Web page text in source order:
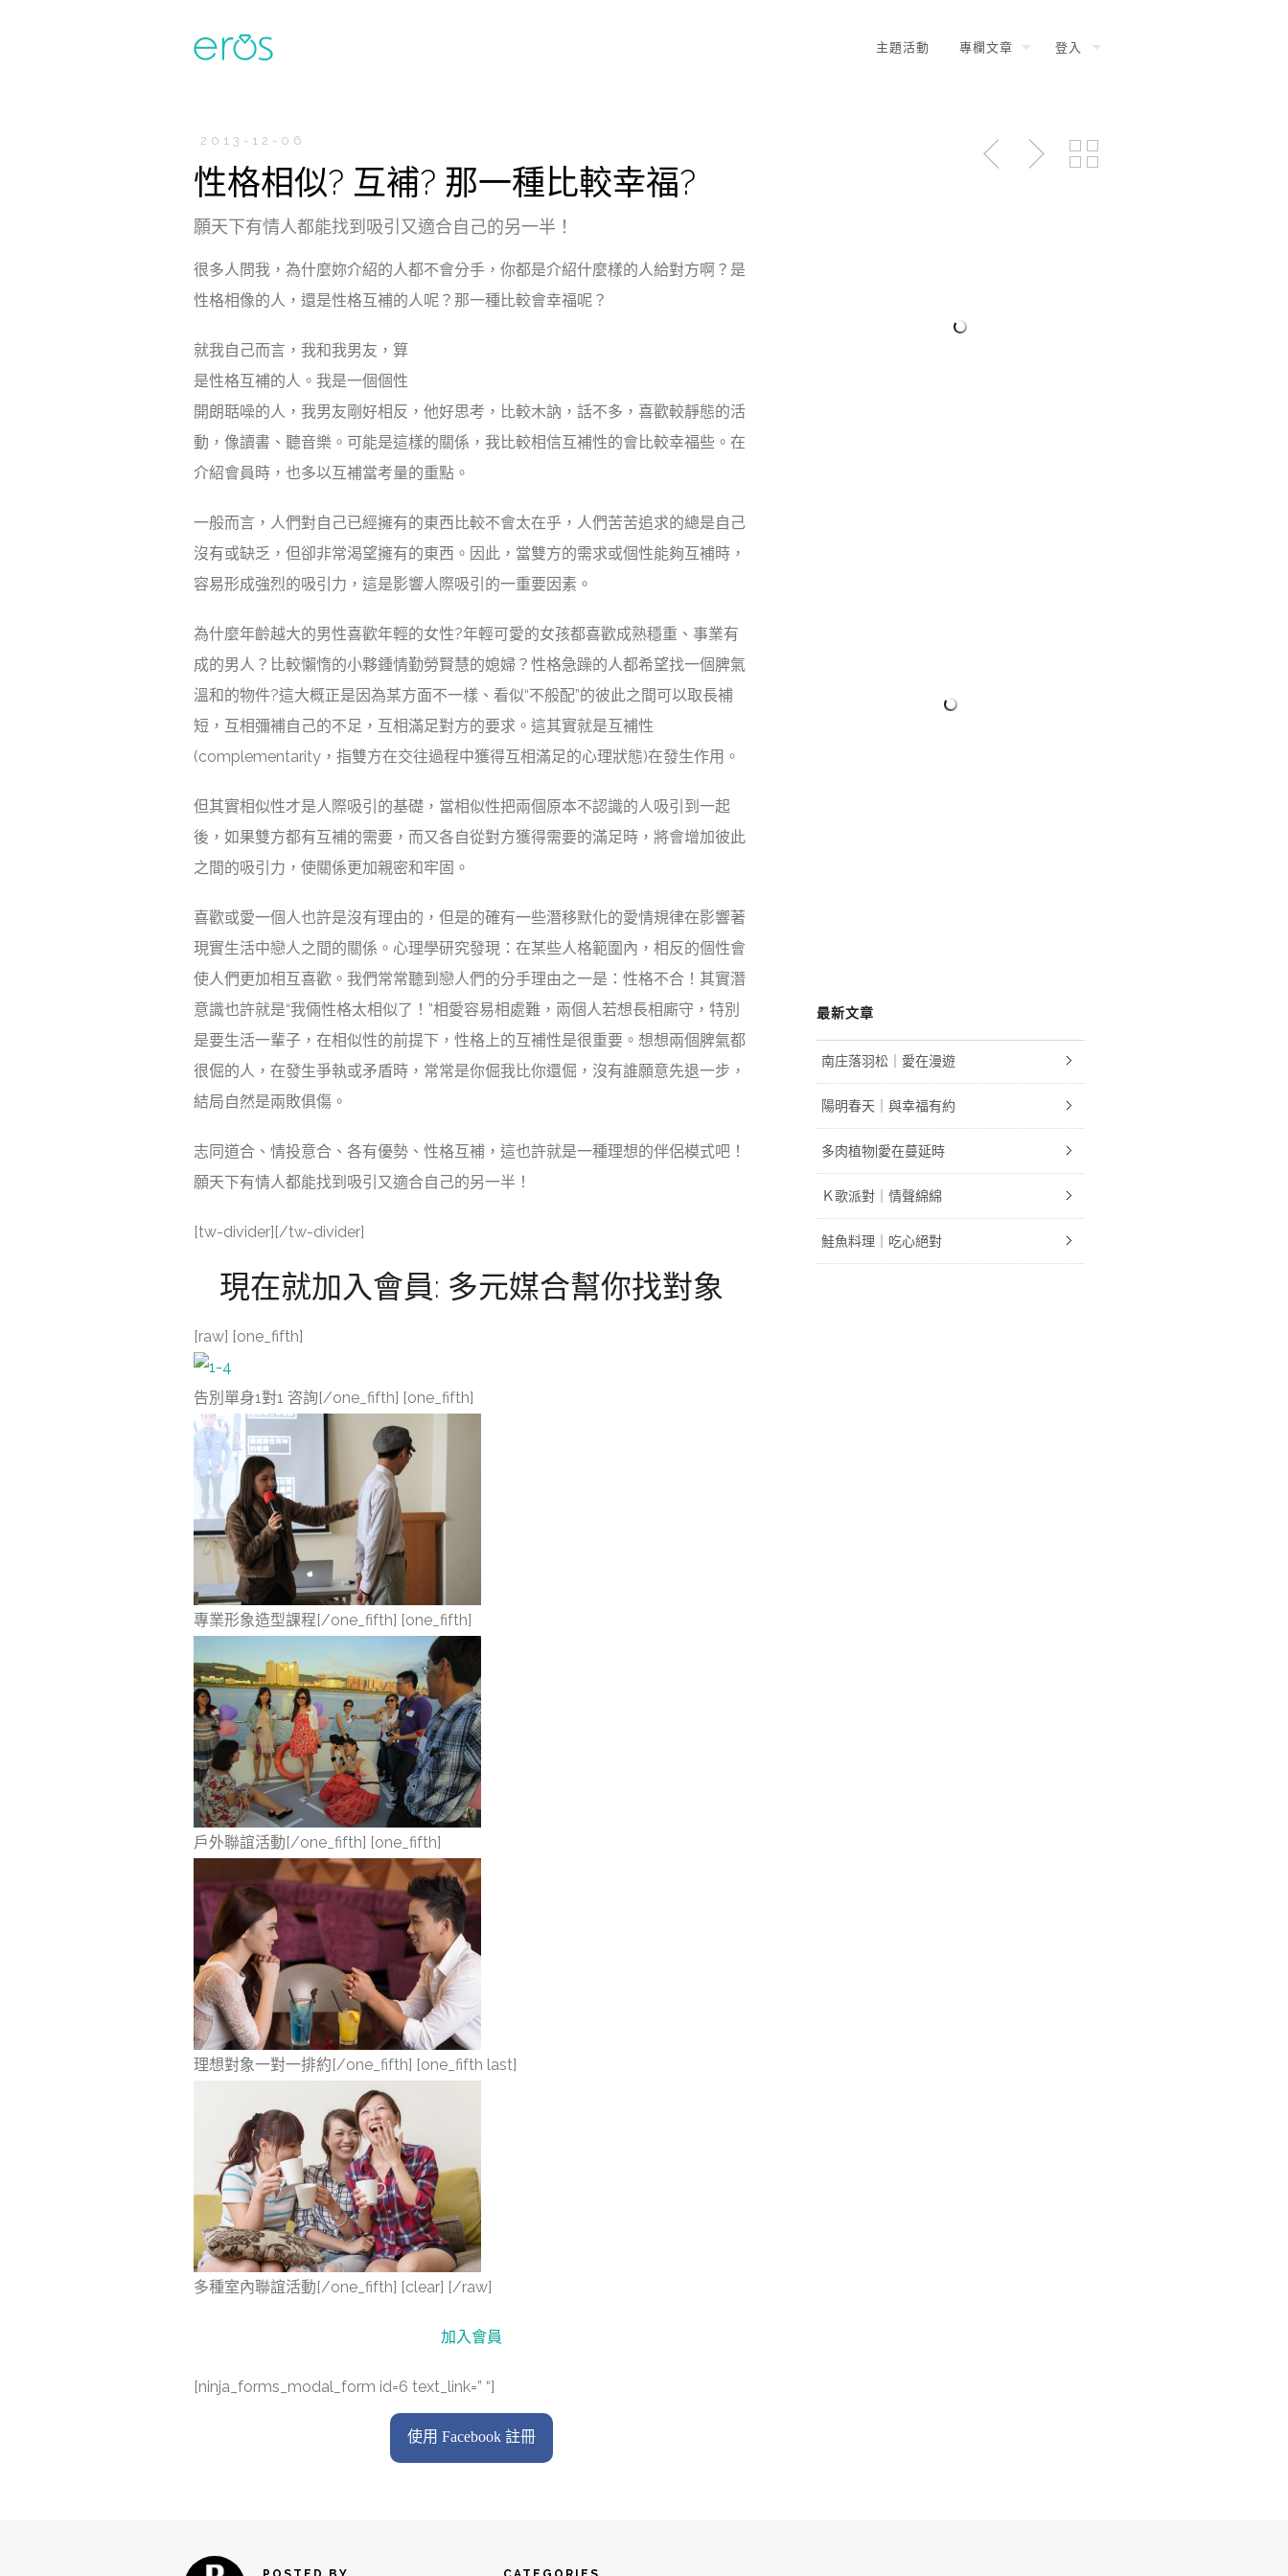
主題活動 專欄文章 登入
2013-12-06
性格相似? 互補? 那一種比較幸福?
願天下有情人都能找到吸引又適合自己的另一半！
很多人問我，為什麼妳介紹的人都不會分手，你都是介紹什麼樣的人給對方啊？是
性格相像的人，還是性格互補的人呢？那一種比較會幸福呢？
就我自己而言，我和我男友，算
是性格互補的人。我是一個個性
開朗聒噪的人，我男友剛好相反，他好思考，比較木訥，話不多，喜歡較靜態的活
動，像讀書、聽音樂。可能是這樣的關係，我比較相信互補性的會比較幸福些。在
介紹會員時，也多以互補當考量的重點。
一般而言，人們對自己已經擁有的東西比較不會太在乎，人們苦苦追求的總是自己
沒有或缺乏，但卻非常渴望擁有的東西。因此，當雙方的需求或個性能夠互補時，
容易形成強烈的吸引力，這是影響人際吸引的一重要因素。
為什麼年齡越大的男性喜歡年輕的女性?年輕可愛的女孩都喜歡成熟穩重、事業有
成的男人？比較懶惰的小夥鍾情勤勞賢慧的媳婦？性格急躁的人都希望找一個脾氣
溫和的物件?這大概正是因為某方面不一樣、看似“不般配”的彼此之間可以取長補
短，互相彌補自己的不足，互相滿足對方的要求。這其實就是互補性
(complementarity，指雙方在交往過程中獲得互相滿足的心理狀態)在發生作用。
但其實相似性才是人際吸引的基礎，當相似性把兩個原本不認識的人吸引到一起
後，如果雙方都有互補的需要，而又各自從對方獲得需要的滿足時，將會增加彼此
之間的吸引力，使關係更加親密和牢固。
喜歡或愛一個人也許是沒有理由的，但是的確有一些潛移默化的愛情規律在影響著
現實生活中戀人之間的關係。心理學研究發現：在某些人格範圍內，相反的個性會
使人們更加相互喜歡。我們常常聽到戀人們的分手理由之一是：性格不合！其實潛
意識也許就是“我倆性格太相似了！”相愛容易相處難，兩個人若想長相廝守，特別
是要生活一輩子，在相似性的前提下，性格上的互補性是很重要。想想兩個脾氣都
很倔的人，在發生爭執或矛盾時，常常是你倔我比你還倔，沒有誰願意先退一步，
結局自然是兩敗俱傷。
志同道合、情投意合、各有優勢、性格互補，這也許就是一種理想的伴侶模式吧！
願天下有情人都能找到吸引又適合自己的另一半！
[tw-divider][/tw-divider]
現在就加入會員: 多元媒合幫你找對象
[raw] [one_fifth]
告別單身1對1 咨詢[/one_fifth] [one_fifth]
專業形象造型課程[/one_fifth] [one_fifth]
戶外聯誼活動[/one_fifth] [one_fifth]
理想對象一對一排約[/one_fifth] [one_fifth last]
多種室內聯誼活動[/one_fifth] [clear] [/raw]
加入會員
[ninja_forms_modal_form id=6 text_link=” “]
使用 Facebook 註冊
最新文章
南庄落羽松｜愛在漫遊
陽明春天｜與幸福有約
多肉植物|愛在蔓延時
Ｋ歌派對｜情聲綿綿
鮭魚料理｜吃心絕對